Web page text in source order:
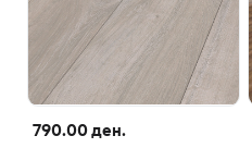
790.00 ден.